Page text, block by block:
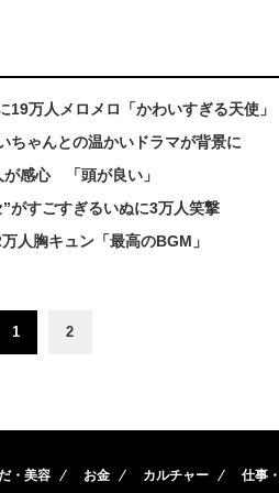
万人メロメロ「かわいすぎる天使」
ゃんとの温かいドラマが背景に
感心 「頭が良い」
すごすぎるいぬに3万人笑撃
人胸キュン「最高のBGM」
1 2
・美容 お金 カルチャー 仕事